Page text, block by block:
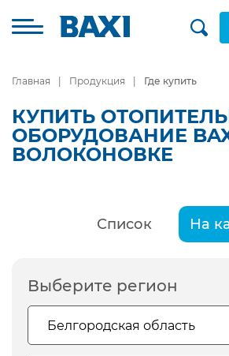
Главная Продукция Где купить
КУПИТЬ
ОБОРУДОВАНИЕ
ВОЛОКОНОВКЕ
Список На
Выберите регион